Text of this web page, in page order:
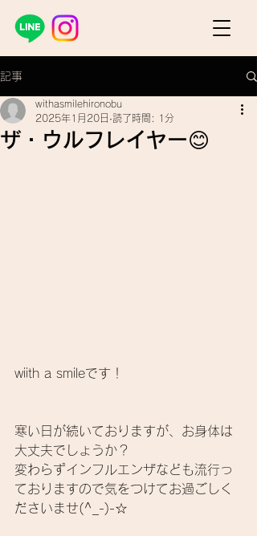
記事
ザ・ウルフレイヤー😊
withasmilehironobu
2025年1月20日 読了時間: 1分
wiith a smileです！
寒い日が続いておりますが、 お身体は
大丈夫でしょうか？
変わらずインフルエンザなども流行っ
ておりますので気をつけてお過ごしく
ださいませ(^_-)-☆